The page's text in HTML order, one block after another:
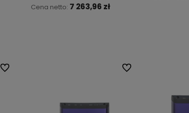
Cena netto: 7 263,96 zł
Do ulubionych Do ulubionych